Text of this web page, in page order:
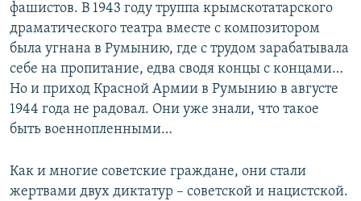
фашистов. В 1943 году труппа крымскотатарского
драматического театра вместе с композитором
была угнана в Румынию, где с трудом зарабатывала
себе на пропитание, едва сводя концы с концами…
Но и приход Красной Армии в Румынию в августе
1944 года не радовал. Они уже знали, что такое
быть военнопленными…
Как и многие советские граждане, они стали
жертвами двух диктатур – советской и нацистской.